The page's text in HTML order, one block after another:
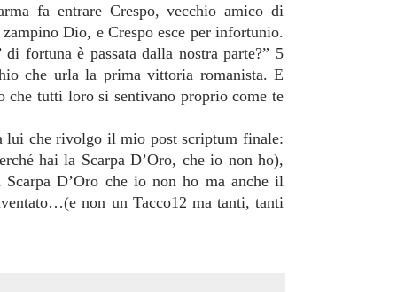
fa entrare Crespo, vecchio amico di
Dio, e Crespo esce per infortunio.
fortuna è passata dalla nostra parte?” 5
che urla la prima vittoria romanista. E
che tutti loro si sentivano proprio come te
lui che rivolgo il mio post scriptum finale:
haila Scarpa D’Oro, che io non ho),
Scarpa D’Oro che io non ho ma anche il
non un Tacco12 ma tanti, tanti